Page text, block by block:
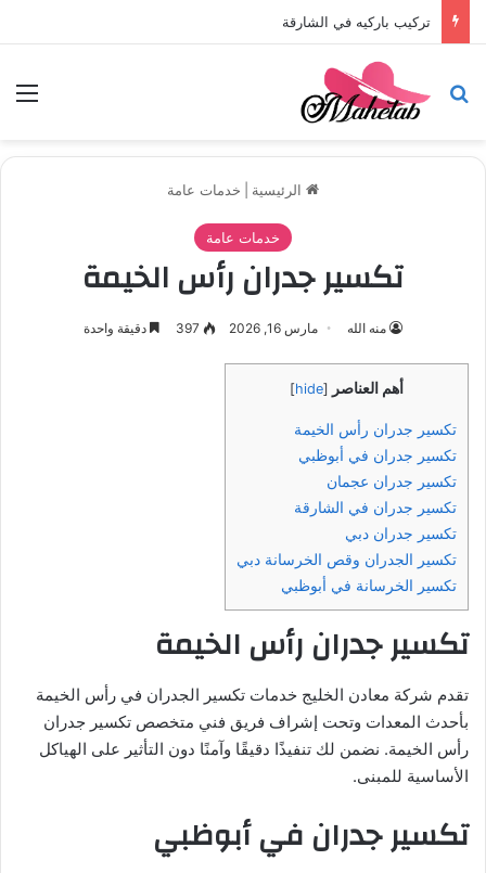
تركيب باركيه في الشارقة
بحث عن
الرئيسية خدمات عامة
خدمات عامة
تكسير جدران رأس الخيمة
منه الله مارس 16, 2026 397 دقيقة واحدة
أهم العناصر [
hide
]
تكسير جدران رأس الخيمة
تكسير جدران في أبوظبي
تكسير جدران عجمان
تكسير جدران في الشارقة
تكسير جدران دبي
تكسير الجدران وقص الخرسانة دبي
تكسير الخرسانة في أبوظبي
تكسير جدران رأس الخيمة
تقدم شركة معادن الخليج خدمات تكسير الجدران في رأس الخيمة
بأحدث المعدات وتحت إشراف فريق فني متخصص تكسير جدران
رأس الخيمة. نضمن لك تنفيذًا دقيقًا وآمنًا دون التأثير على الهياكل
الأساسية للمبنى.
تكسير جدران في أبوظبي